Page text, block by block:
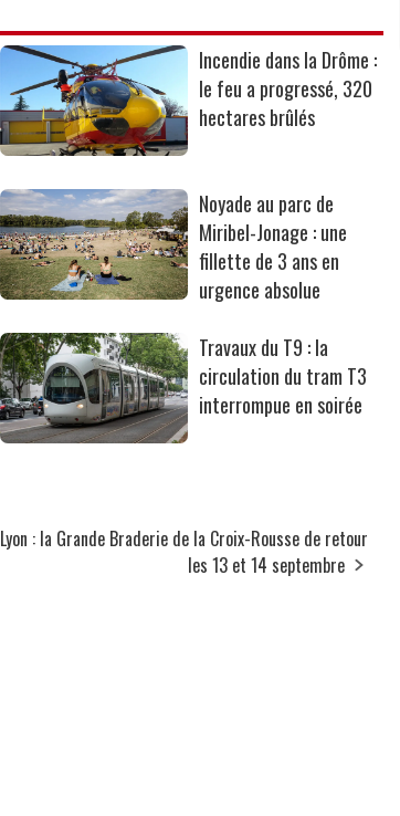
Incendie dans la Drôme :
le feu a progressé, 320
hectares brûlés
Noyade au parc de
Miribel-Jonage : une
fillette de 3 ans en
urgence absolue
Travaux du T9 : la
circulation du tram T3
interrompue en soirée
Lyon : la Grande Braderie de la Croix-Rousse de retour
les 13 et 14 septembre